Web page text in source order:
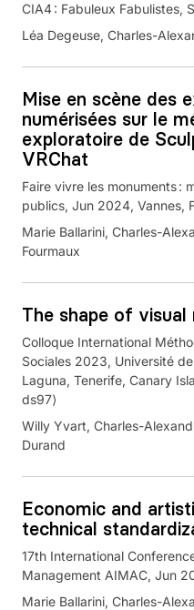
CIA4 : Fabuleux Fabulistes,
Léa Degeuse, Charles-
Mise en scène des
numérisées sur le
exploratoire de
VRChat
Faire vivre les monuments :
publics, Jun 2024, Vannes,
Marie Ballarini, Charles-
Fourmaux
The shape of visual
Colloque International
Sociales 2023, Université
Laguna, Tenerife, Canary
ds97⟩
Willy Yvart, Charles-
Durand
Economic and
technical
17th International
Management AIMAC, Jun
Marie Ballarini, Charles-